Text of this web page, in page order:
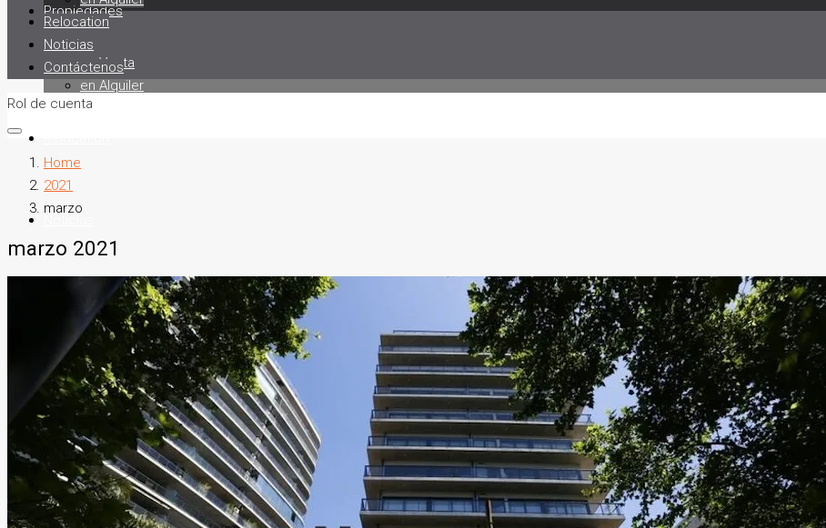
Propiedades
en Venta
en Alquiler
Contáctenos
Relocation
Noticias
Contáctenos
Rol de cuenta
Home
2021
marzo
marzo 2021